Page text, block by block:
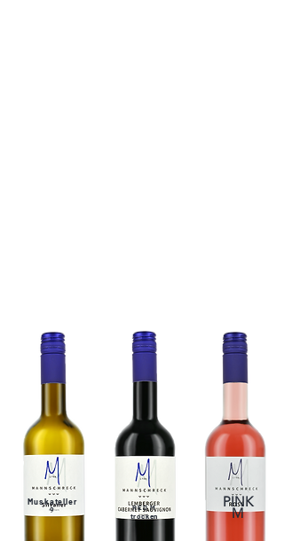
Muskateller
9
RED M
trocken
PINK
M